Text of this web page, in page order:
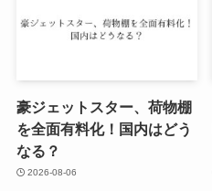
豪ジェットスター、荷物棚
を全面有料化！国内はどう
なる？
2026-08-06